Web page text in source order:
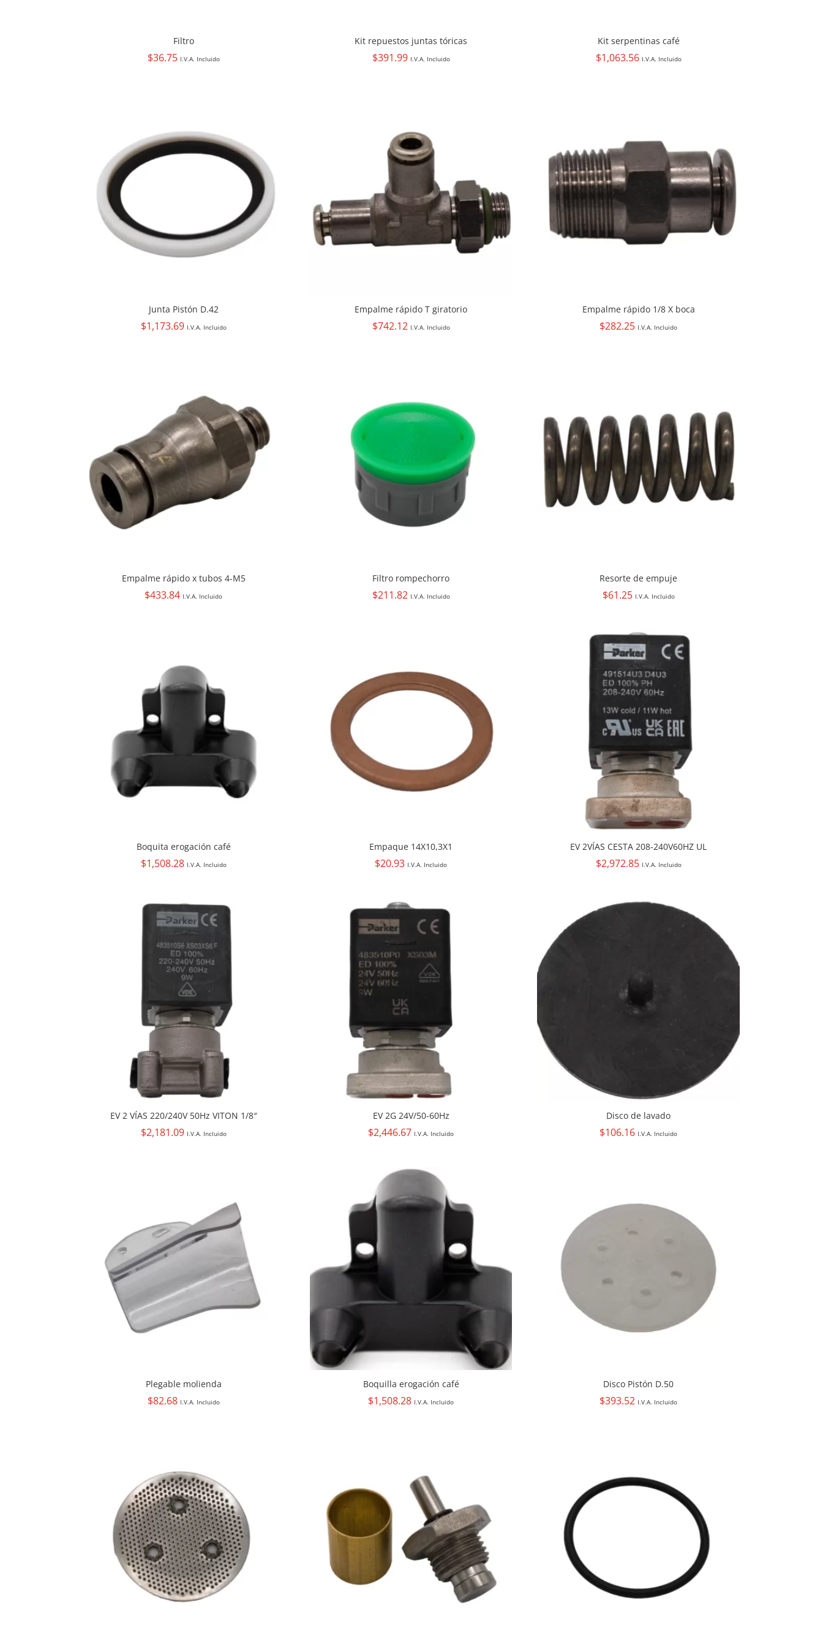
Filtro
$36.75 I.V.A. Incluido
Kit repuestos juntas tóricas
$391.99 I.V.A. Incluido
Kit serpentinas café
$1,063.56 I.V.A. Incluido
Junta Pistón D.42
$1,173.69 I.V.A. Incluido
Empalme rápido T giratorio
$742.12 I.V.A. Incluido
Empalme rápido 1/8 X boca
$282.25 I.V.A. Incluido
Empalme rápido x tubos 4-M5
$433.84 I.V.A. Incluido
Filtro rompechorro
$211.82 I.V.A. Incluido
Resorte de empuje
$61.25 I.V.A. Incluido
Boquita erogación café
$1,508.28 I.V.A. Incluido
Empaque 14X10,3X1
$20.93 I.V.A. Incluido
EV 2VÍAS CESTA 208-240V60HZ UL
$2,972.85 I.V.A. Incluido
EV 2 VÍAS 220/240V 50Hz VITON 1/8″
$2,181.09 I.V.A. Incluido
EV 2G 24V/50-60Hz
$2,446.67 I.V.A. Incluido
Disco de lavado
$106.16 I.V.A. Incluido
Plegable molienda
$82.68 I.V.A. Incluido
Boquilla erogación café
$1,508.28 I.V.A. Incluido
Disco Pistón D.50
$393.52 I.V.A. Incluido